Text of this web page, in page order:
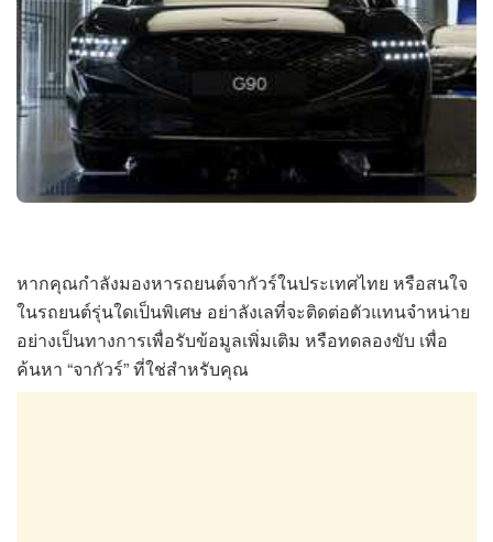
หากคุณกำลังมองหารถยนต์จากัวร์ในประเทศไทย หรือสนใจ
ในรถยนต์รุ่นใดเป็นพิเศษ อย่าลังเลที่จะติดต่อตัวแทนจำหน่าย
อย่างเป็นทางการเพื่อรับข้อมูลเพิ่มเติม หรือทดลองขับ เพื่อ
ค้นหา “จากัวร์” ที่ใช่สำหรับคุณ